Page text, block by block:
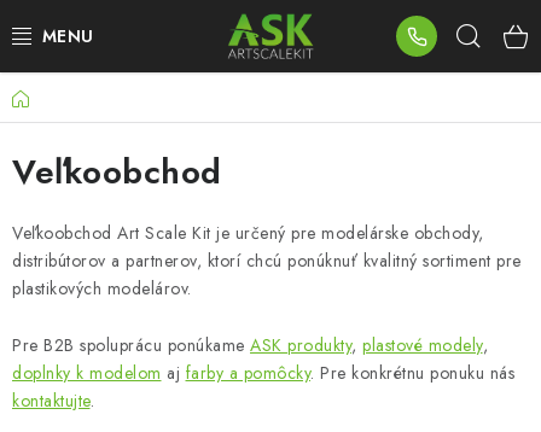
na
BLOG
SUMMER DAYS
WARHAMMER
ASK PRODUKTY
NOVINKY
PLASTOVÉ MODELY
Domov
Veľkoobchod
Veľkoobchod Art Scale Kit je určený pre modelárske obchody,
distribútorov a partnerov, ktorí chcú ponúknuť kvalitný sortiment pre
plastikových modelárov.
Pre B2B spoluprácu ponúkame ASK produkty, plastové modely,
doplnky k modelom aj farby a pomôcky. Pre konkrétnu ponuku nás
kontaktujte.